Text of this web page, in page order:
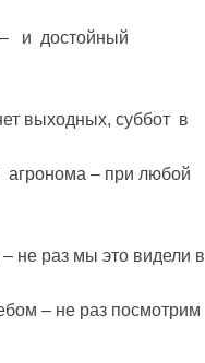
и достойный
выходных, суббот в
– при любой
не раз мы это видели в
– не раз посмотрим